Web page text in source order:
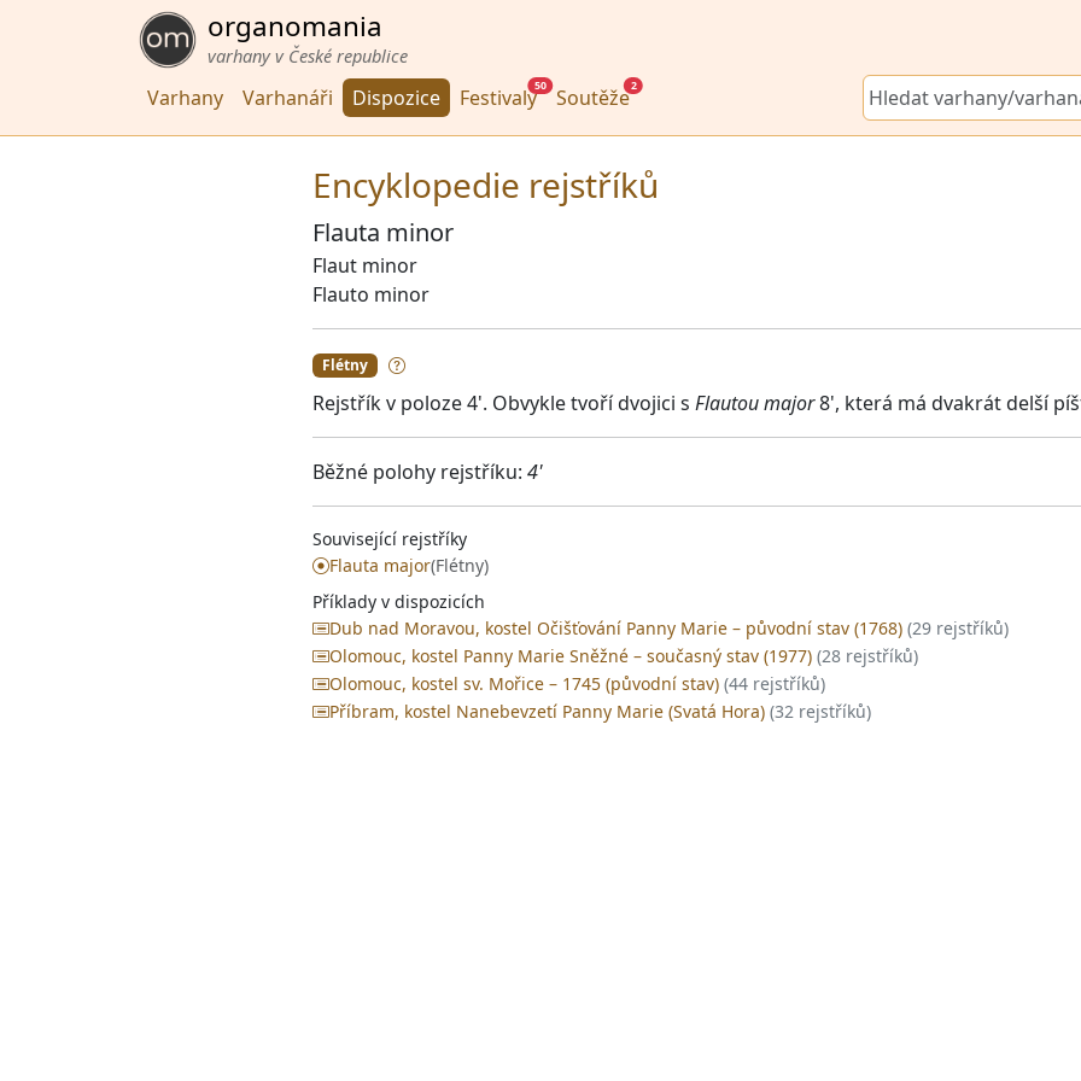
organomania
varhany v České republice
Varhany Varhanáři Dispozice Festivaly50 Soutěže2
Encyklopedie rejstříků
Flauta minor
Flaut minor
Flauto minor
Flétny
Rejstřík v poloze 4'. Obvykle tvoří dvojici s Flautou major8', která má dvakrát delší
Běžné polohy rejstříku: 4'
Související rejstříky
Flauta major(Flétny)
Příklady v dispozicích
Dub nad Moravou, kostel Očišťování Panny Marie – původní stav (1768) (29 rejstříků)
Olomouc, kostel Panny Marie Sněžné – současný stav (1977) (28 rejstříků)
Olomouc, kostel sv. Mořice – 1745 (původní stav) (44 rejstříků)
Příbram, kostel Nanebevzetí Panny Marie (Svatá Hora) (32 rejstříků)